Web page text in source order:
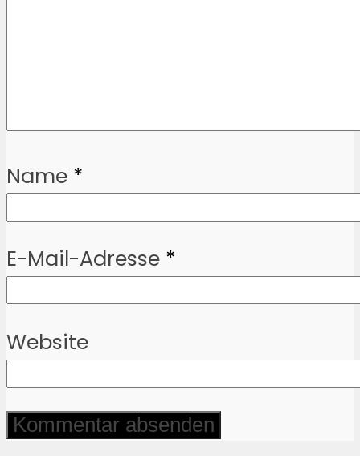
Name *
E-Mail-Adresse *
Website